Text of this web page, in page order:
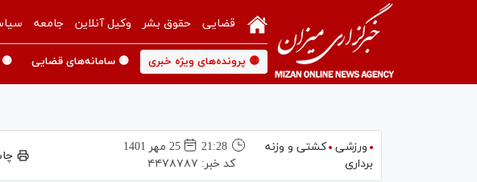
قضایی حقوق بشر وکیل آنلاین جامعه
🟡 پرونده‌های ویژه خبری 🟡 سامانه‌های قضایی
ورزشی کشتی و وزنه
برداری
21:28
25 مهر 1401
کد خبر: ۴۴۷۸۷۸۷